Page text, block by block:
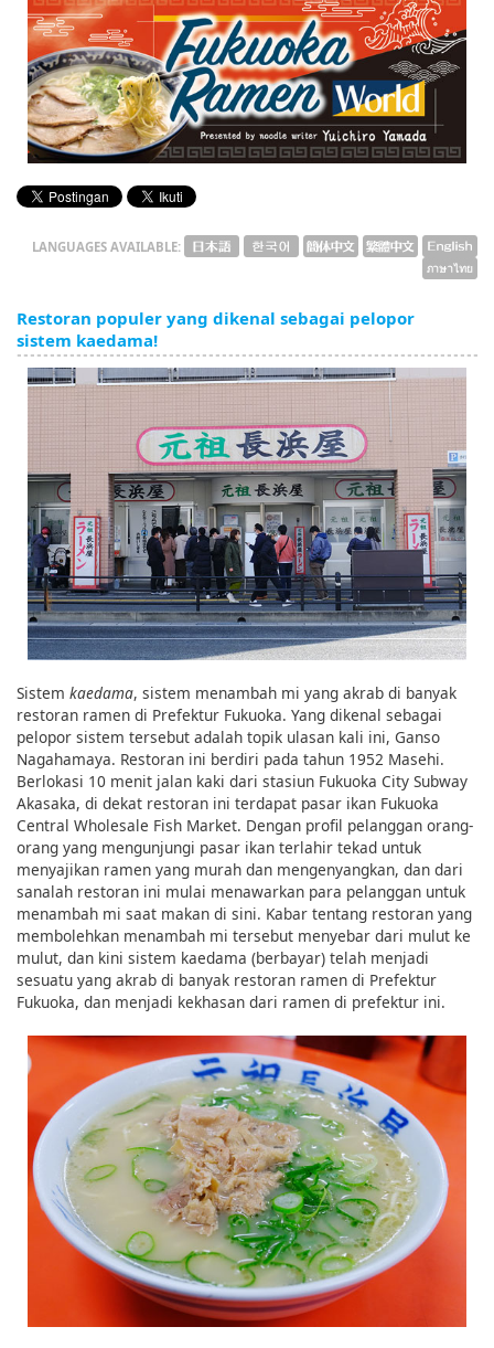
LANGUAGES AVAILABLE:
Restoran populer yang dikenal sebagai pelopor
sistem kaedama!
Sistem kaedama, sistem menambah mi yang akrab di banyak
restoran ramen di Prefektur Fukuoka. Yang dikenal sebagai
pelopor sistem tersebut adalah topik ulasan kali ini, Ganso
Nagahamaya. Restoran ini berdiri pada tahun 1952 Masehi.
Berlokasi 10 menit jalan kaki dari stasiun Fukuoka City Subway
Akasaka, di dekat restoran ini terdapat pasar ikan Fukuoka
Central Wholesale Fish Market. Dengan profil pelanggan orang-
orang yang mengunjungi pasar ikan terlahir tekad untuk
menyajikan ramen yang murah dan mengenyangkan, dan dari
sanalah restoran ini mulai menawarkan para pelanggan untuk
menambah mi saat makan di sini. Kabar tentang restoran yang
membolehkan menambah mi tersebut menyebar dari mulut ke
mulut, dan kini sistem kaedama (berbayar) telah menjadi
sesuatu yang akrab di banyak restoran ramen di Prefektur
Fukuoka, dan menjadi kekhasan dari ramen di prefektur ini.